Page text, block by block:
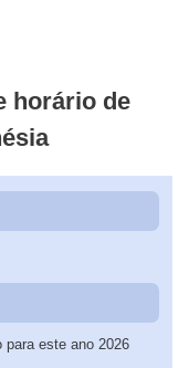
horário de
para este ano 2026